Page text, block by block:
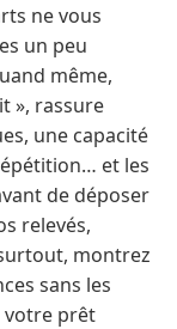
ne vous
un peu
même,
», rassure
une capacité
et les
de déposer
relevés,
montrez
sans les
votre prêt